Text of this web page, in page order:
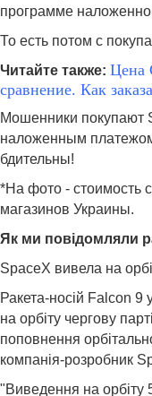
программе
То есть потом с
Читайте также: Цена
сравнение. Как
Мошенники покупают
наложенным
бдительны!
*На фото - стоимость
магазинов Украины.
Як ми повідомляли
SpaceX вивела на
Ракета-носій Falcon 9
на орбіту чергову
поповнення
компанія-розробник
"Виведення на орбіту